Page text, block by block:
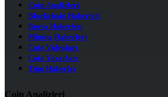
Coin Analizleri
Blockchain Haberleri
Borsa Haberleri
Mining Haberleri
Coin Videoları
Coin Yazarları
Tüm Haberler
Coin Analizleri